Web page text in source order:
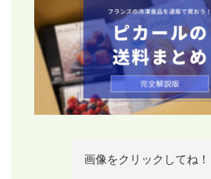
画像をクリックしてね！